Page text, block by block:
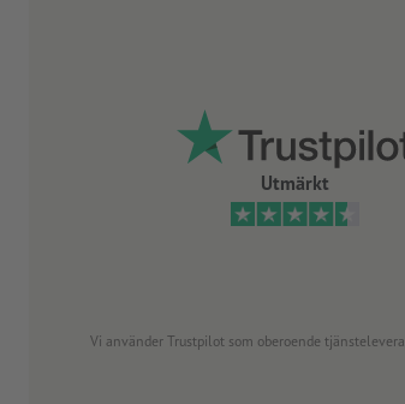
Utmärkt
Vi använder Trustpilot som oberoende